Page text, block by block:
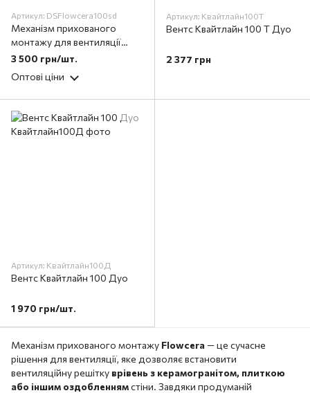
Артикул: DSFlowcera100sd
Механізм прихованого
монтажу для вентиляції
100мм квадратний
3 500 грн/шт.
Оптові ціни
Артикул: Квайтлайн100Т
Вентс Квайтлайн 100 Т Дуо
2 377 грн
Артикул: Квайтлайн100Д
Вентс Квайтлайн 100 Дуо
1 970 грн/шт.
Механізм прихованого монтажу Flowcera— це сучасне
рішення для вентиляції, яке дозволяє встановити
вентиляційну решітку врівень з керамогранітом, плиткою
або іншим оздобленнямстіни. Завдяки продуманій